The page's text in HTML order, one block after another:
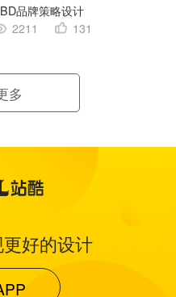
品牌策略设计
2211
131
多
好的设计